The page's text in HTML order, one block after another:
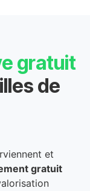
gratuit
de
et
gratuit